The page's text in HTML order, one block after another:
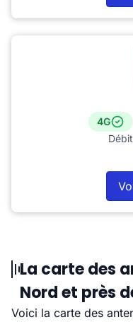
4G
La carte des
Nord et près
Voici la carte des